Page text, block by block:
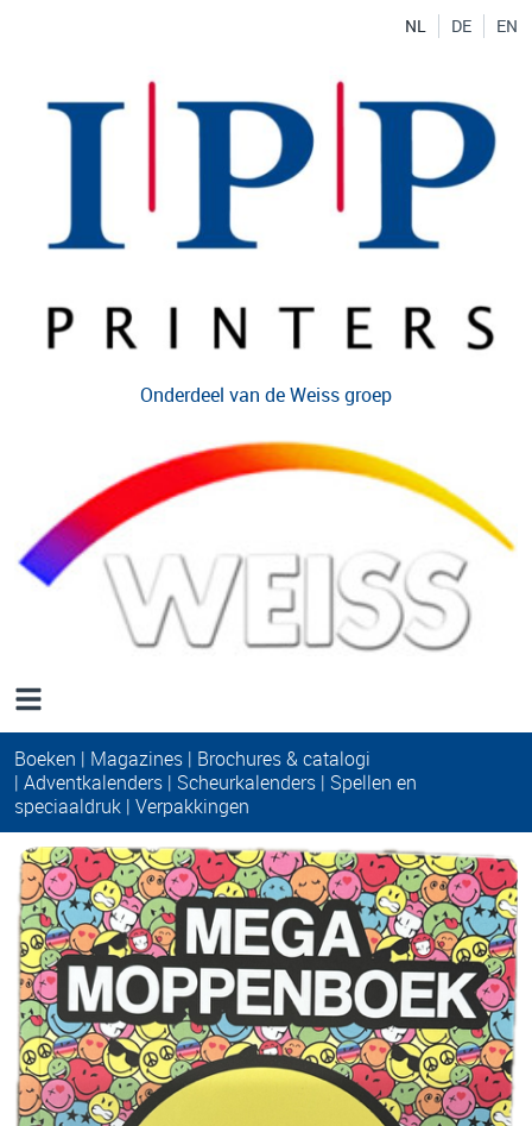
NL DE EN
Onderdeel van deWeiss groep
Boeken | Magazines | Brochures & catalogi
| Adventkalenders | Scheurkalenders | Spellen en
speciaaldruk | Verpakkingen